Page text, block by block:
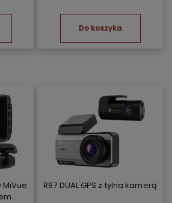
Do koszyka
R87 DUAL GPS z tylna kamerą